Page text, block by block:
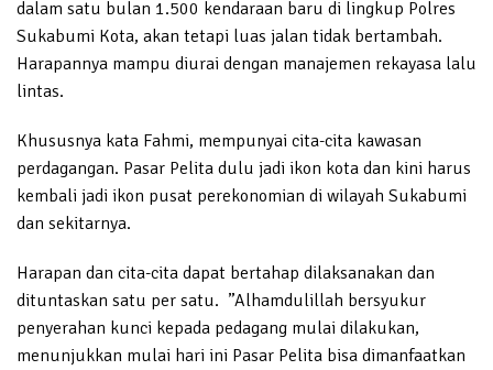
dalam satu bulan 1.500 kendaraan baru di lingkup Polres
Sukabumi Kota, akan tetapi luas jalan tidak bertambah.
Harapannya mampu diurai dengan manajemen rekayasa lalu
lintas.
Khususnya kata Fahmi, mempunyai cita-cita kawasan
perdagangan. Pasar Pelita dulu jadi ikon kota dan kini harus
kembali jadi ikon pusat perekonomian di wilayah Sukabumi
dan sekitarnya.
Harapan dan cita-cita dapat bertahap dilaksanakan dan
dituntaskan satu per satu. ”Alhamdulillah bersyukur
penyerahan kunci kepada pedagang mulai dilakukan,
menunjukkan mulai hari ini Pasar Pelita bisa dimanfaatkan